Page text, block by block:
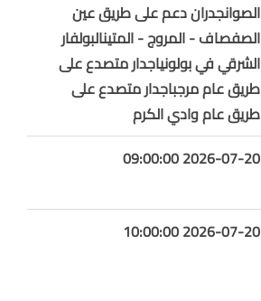
الصوانجدران دعم على طريق عين
الصفصاف - المروج - المتينالبولفار
الشرقي في بولونياجدار متصدع على
طريق عام مرجباجدار متصدع على
طريق عام وادي الكرم
2026-07-20 09:00:00
2026-07-20 10:00:00